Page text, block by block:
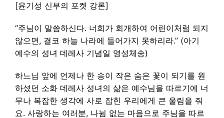
[윤기성 신부의 포켓 강론]
“주님이 말씀하신다. 너희가 회개하여 어린이처럼 되지
않으면, 결코 하늘 나라에 들어가지 못하리라.” (아기
예수의 성녀 데레사 기념일 영성체송)
하느님 앞에 언제나 한 송이 작은 숨은 꽃이 되기를 원
하셨던 소화 데레사 성녀의 삶은 예수님을 따르기에 너
무나 복잡한 생각에 사로 잡힌 우리에게 큰 울림을 줘
요. 사랑하는 여러분, 나뉨 없는 마음으로 주님을 따르